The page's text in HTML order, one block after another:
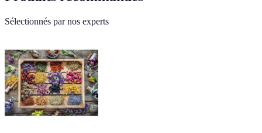
Sélectionnés par nos experts